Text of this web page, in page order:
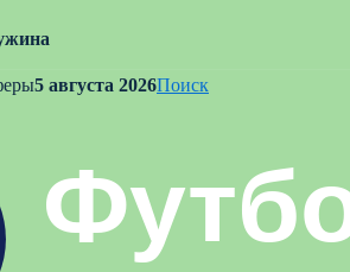
5 августа 2026Поиск